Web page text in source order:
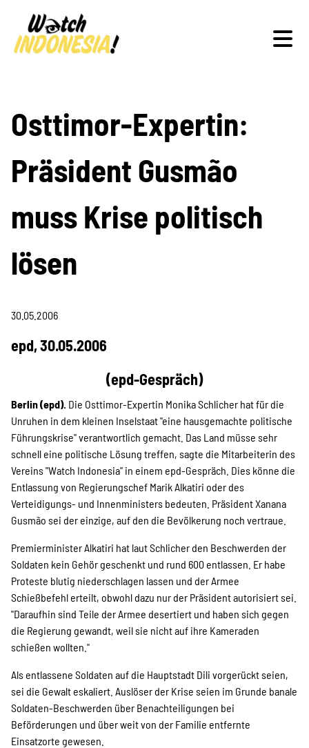
Schwerpunkte
Veranstaltungen
Publikationen
Kampagne
Stellenangebote
Werde Mitglied
Newsletter abonnieren
SPENDEN
Über uns
Transparenz
Osttimor-Expertin:
Präsident Gusmão
muss Krise politisch
lösen
30.05.2006
epd, 30.05.2006
(epd-Gespräch)
Berlin (epd). Die Osttimor-Expertin Monika Schlicher hat für die
Unruhen in dem kleinen Inselstaat "eine hausgemachte politische
Führungskrise" verantwortlich gemacht. Das Land müsse sehr
schnell eine politische Lösung treffen, sagte die Mitarbeiterin des
Vereins "Watch Indonesia" in einem epd-Gespräch. Dies könne die
Entlassung von Regierungschef Marik Alkatiri oder des
Verteidigungs- und Innenministers bedeuten. Präsident Xanana
Gusmão sei der einzige, auf den die Bevölkerung noch vertraue.
Premierminister Alkatiri hat laut Schlicher den Beschwerden der
Soldaten kein Gehör geschenkt und rund 600 entlassen. Er habe
Proteste blutig niederschlagen lassen und der Armee
Schießbefehl erteilt, obwohl dazu nur der Präsident autorisiert sei.
"Daraufhin sind Teile der Armee desertiert und haben sich gegen
die Regierung gewandt, weil sie nicht auf ihre Kameraden
schießen wollten."
Als entlassene Soldaten auf die Hauptstadt Dili vorgerückt seien,
sei die Gewalt eskaliert. Auslöser der Krise seien im Grunde banale
Soldaten-Beschwerden über Benachteiligungen bei
Beförderungen und über weit von der Familie entfernte
Einsatzorte gewesen.